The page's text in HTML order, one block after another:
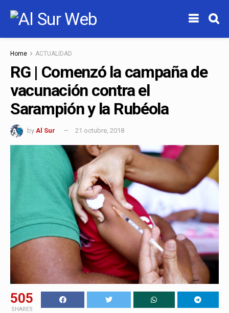
Home ACTUALIDAD
RG | Comenzó la campaña de
vacunación contra el
Sarampión y la Rubéola
by Al Sur 21 octubre, 2018
505
SHARES